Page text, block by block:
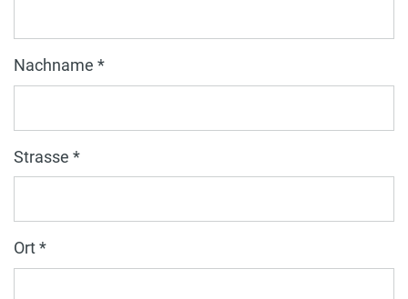
Nachname *
Strasse *
Ort *